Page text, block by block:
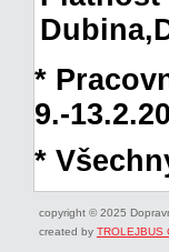
*
9.-
*
copyright © 2025
created by TROLEJBUS